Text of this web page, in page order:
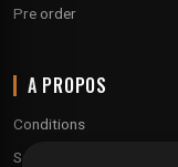
Pre order
A PROPOS
Conditions
Service client